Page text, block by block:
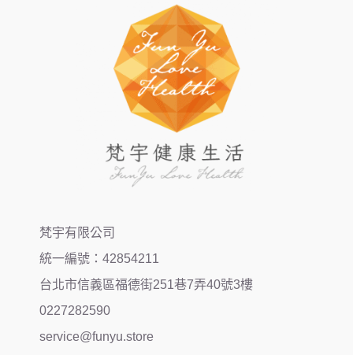
梵宇有限公司
統一編號：42854211
台北市信義區福德街251巷7弄40號3樓
0227282590
service@funyu.store